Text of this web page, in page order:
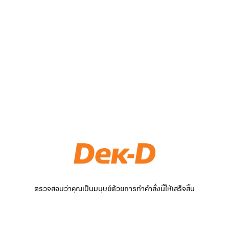
ตรวจสอบว่าคุณเป็นมนุษย์ด้วยการทำคำสั่งนี้ให้เสร็จสิ้น